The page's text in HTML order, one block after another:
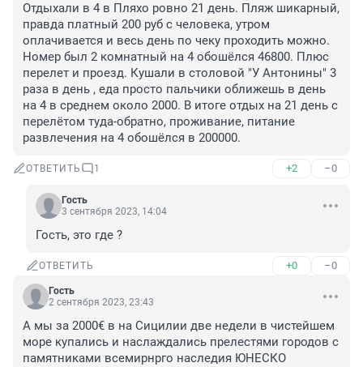
Отдыхали в 4 в Пляхо ровно 21 день. Пляж шикарный,
правда платный 200 руб с человека, утром
оплачивается и весь день по чеку проходить можно.
Номер был 2 комнатный на 4 обошёлся 46800. Плюс
перелет и проезд. Кушали в столовой "У Антонины" 3
раза в день , еда просто пальчики оближешь в день
на 4 в среднем около 2000. В итоге отдых на 21 день с
перелётом туда-обратно, проживание, питание
развлечения на 4 обошёлся в 200000.
ОТВЕТИТЬ 1 +2 –0
Гость
3 сентября 2023, 14:04
Гость, это где ?
ОТВЕТИТЬ +0 –0
Гость
2 сентября 2023, 23:43
А мы за 2000€ в на Сицилии две недели в чистейшем
море купались и наслаждались прелестями городов с
памятниками всемирнрго наследия ЮНЕСКО